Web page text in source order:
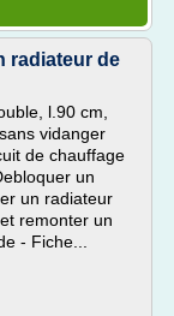
radiateur de
l.90 cm,
vidanger
de chauffage
un
un radiateur
remonter un
- Fiche...